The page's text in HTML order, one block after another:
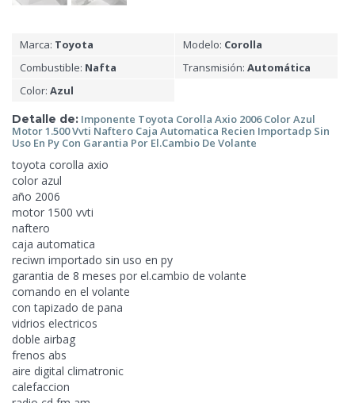
Marca: Toyota Modelo: Corolla
Combustible: Nafta Transmisión: Automática
Color: Azul
Detalle de: Imponente Toyota Corolla Axio 2006 Color Azul
Motor 1.500 Vvti Naftero Caja Automatica Recien Importadp Sin
Uso En Py Con Garantia Por El.Cambio De Volante
toyota corolla axio
color azul
año 2006
motor 1500 vvti
naftero
caja automatica
reciwn importado sin uso en py
garantia de 8 meses por el.cambio de volante
comando en el volante
con tapizado de pana
vidrios electricos
doble airbag
frenos abs
aire digital climatronic
calefaccion